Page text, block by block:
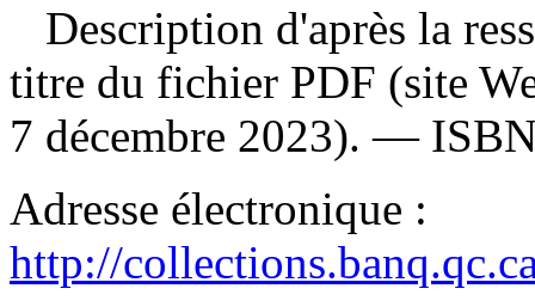
Description d'après la
titre du fichier PDF (site
7 décembre 2023). —
Adresse électronique :
http://